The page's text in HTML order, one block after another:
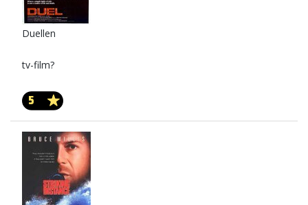
Duellen
tv-film?
5